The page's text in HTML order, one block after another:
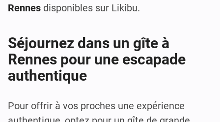
Rennes disponibles sur Likibu.
Séjournez dans un gîte à
Rennes pour une escapade
authentique
Pour offrir à vos proches une expérience